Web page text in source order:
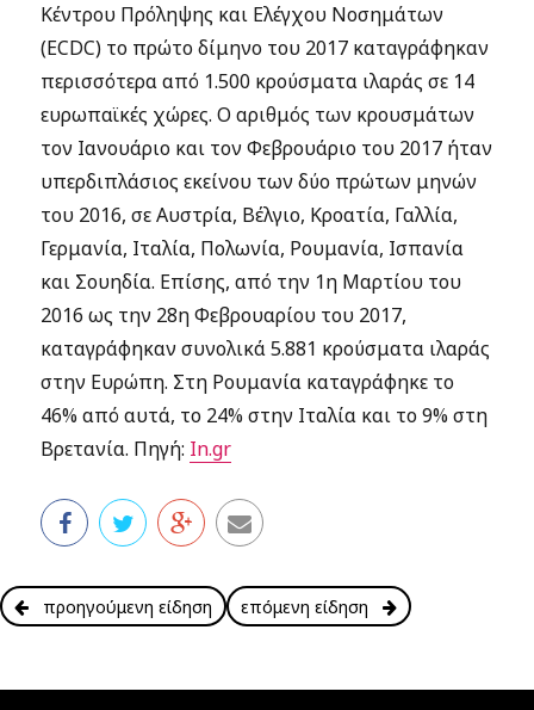
Κέντρου Πρόληψης και Ελέγχου Νοσημάτων
(ECDC) το πρώτο δίμηνο του 2017 καταγράφηκαν
περισσότερα από 1.500 κρούσματα ιλαράς σε 14
ευρωπαϊκές χώρες. O αριθμός των κρουσμάτων
τον Ιανουάριο και τον Φεβρουάριο του 2017 ήταν
υπερδιπλάσιος εκείνου των δύο πρώτων μηνών
του 2016, σε Αυστρία, Βέλγιο, Κροατία, Γαλλία,
Γερμανία, Ιταλία, Πολωνία, Ρουμανία, Ισπανία
και Σουηδία. Επίσης, από την 1η Μαρτίου του
2016 ως την 28η Φεβρουαρίου του 2017,
καταγράφηκαν συνολικά 5.881 κρούσματα ιλαράς
στην Ευρώπη. Στη Ρουμανία καταγράφηκε το
46% από αυτά, το 24% στην Ιταλία και το 9% στη
Βρετανία. Πηγή: In.gr
προηγούμενη είδηση επόμενη είδηση